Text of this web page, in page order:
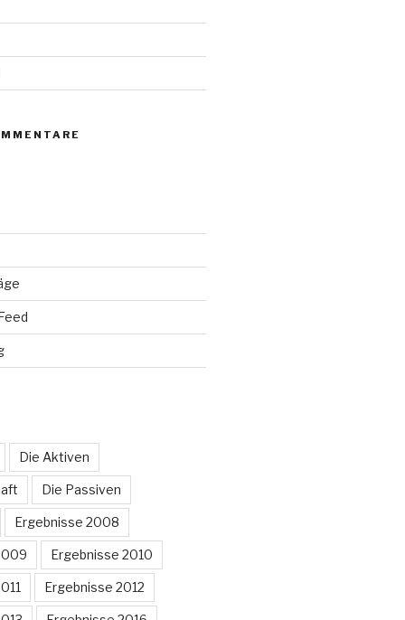
Die Aktiven
Die Passiven
Ergebnisse 2008
Ergebnisse 2010
Ergebnisse 2012